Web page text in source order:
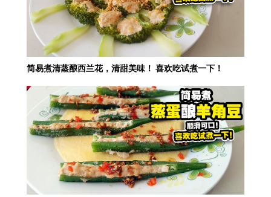
简易煮清蒸酿西兰花，清甜美味！ 喜欢吃试煮一下！